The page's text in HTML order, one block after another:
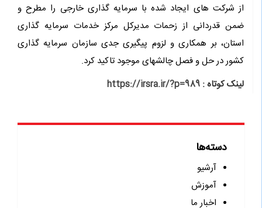
از شرکت های ایجاد شده با سرمایه گذاری خارجی را مطرح و
ضمن قدردانی از زحمات مدیرکل مرکز خدمات سرمایه گذاری
استان، بر همکاری و لزوم پیگیری جدی سازمان سرمایه گذاری
کشور در حل و فصل چالشهای موجود تاکید کرد.
لینک کوتاه : https://irsra.ir/?p=989
دسته‌ها
آرشیو
آموزش
اخبار ما